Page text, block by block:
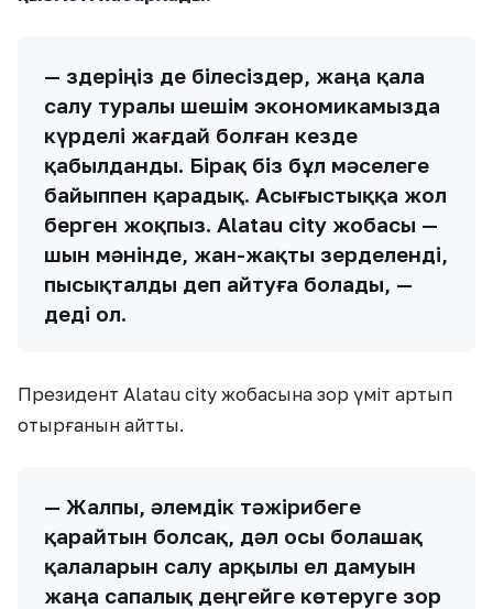
— Өздеріңіз де білесіздер, жаңа қала
салу туралы шешім экономикамызда
күрделі жағдай болған кезде
қабылданды. Бірақ біз бұл мәселеге
байыппен қарадық. Асығыстыққа жол
берген жоқпыз. Alatau city жобасы —
шын мәнінде, жан-жақты зерделенді,
пысықталды деп айтуға болады, —
деді ол.
Президент Alatau city жобасына зор үміт артып
отырғанын айтты.
— Жалпы, әлемдік тәжірибеге
қарайтын болсақ, дәл осы болашақ
қалаларын салу арқылы ел дамуын
жаңа сапалық деңгейге көтеруге зор